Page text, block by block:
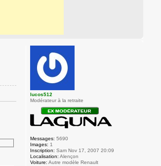
lucos512
Modérateur à la retraite
Messages: 5690
Images: 1
Inscription: Sam Nov 17, 2007 20:09
Localisation: Alençon
Voiture: Autre modèle Renault